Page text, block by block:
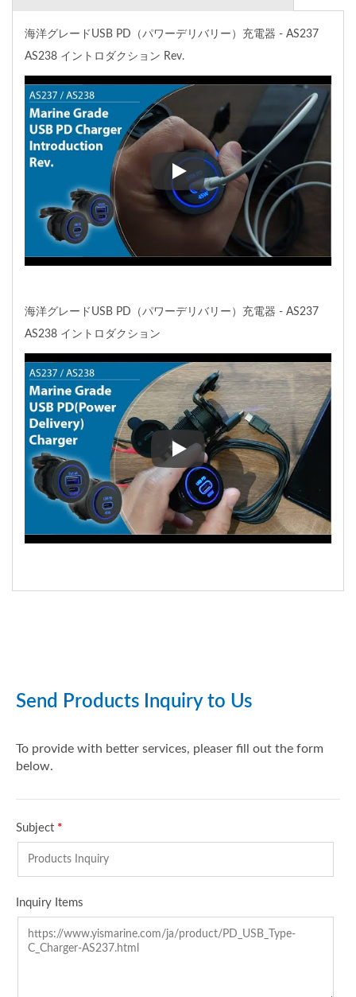
海洋グレードUSB PD（パワーデリバリー）充電器 - AS237
AS238 イントロダクション Rev.
海洋グレードUSB PD（パワ
海洋グレードUSB PD（パワーデリバリー）充電器 - AS237
AS238 イントロダクション
海洋グレードUSB PD（パワ